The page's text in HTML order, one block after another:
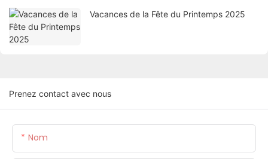
Vacances de la Fête du Printemps 2025
Prenez contact avec nous
Nom